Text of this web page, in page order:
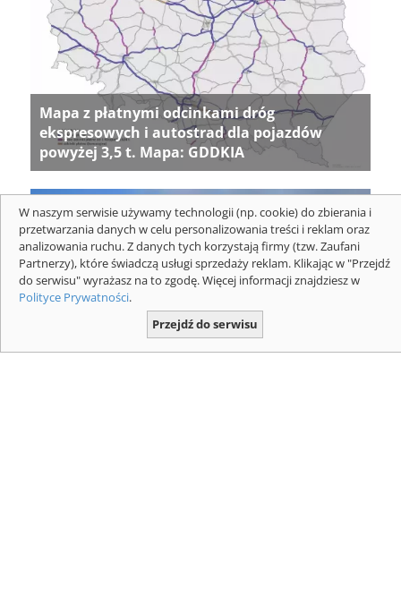
Mapa z płatnymi odcinkami dróg
ekspresowych i autostrad dla pojazdów
powyżej 3,5 t. Mapa: GDDKIA
Jaki przebieg S12 Łódź Południe - Tomaszów
W naszym serwisie używamy technologii (np. cookie) do zbierania i
przetwarzania danych w celu personalizowania treści i reklam oraz
analizowania ruchu. Z danych tych korzystają firmy (tzw. Zaufani
Partnerzy), które świadczą usługi sprzedaży reklam. Klikając w "Przejdź
do serwisu" wyrażasz na to zgodę. Więcej informacji znajdziesz w
Polityce Prywatności.
Przejdź do serwisu